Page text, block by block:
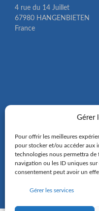
Gérer
Pour offrir les meilleures
pour stocker et/ou accéder aux
technologies nous permettra de
navigation ou les ID uniques
consentement peut avoir un
Gérer les services
4 rue du 14 Juillet
67980 HANGENBIETEN
France